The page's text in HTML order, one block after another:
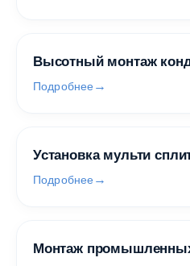
Высотный монтаж
Подробнее
Установка мульти
Подробнее
Монтаж